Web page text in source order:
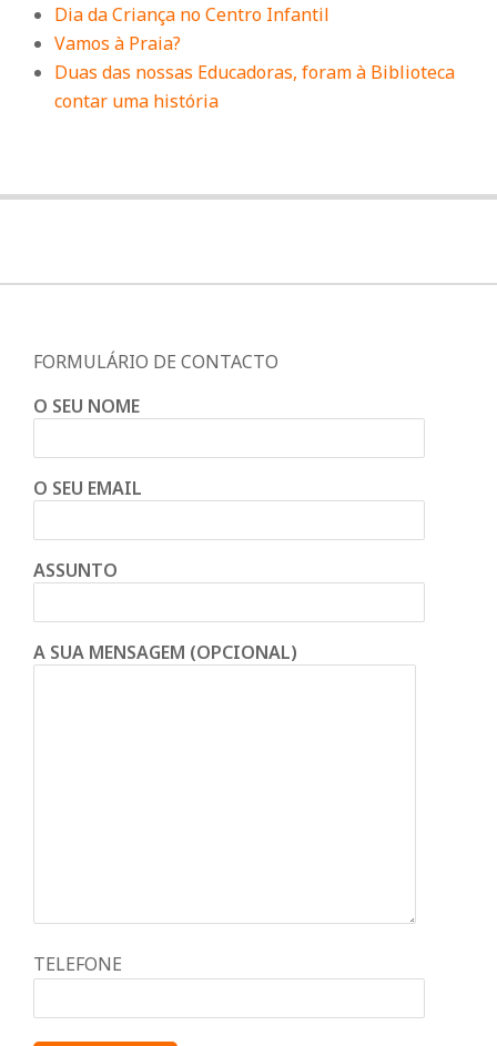
Dia da Criança no Centro Infantil
Vamos à Praia?
Duas das nossas Educadoras, foram à Biblioteca
contar uma história
FORMULÁRIO DE CONTACTO
O SEU NOME
O SEU EMAIL
ASSUNTO
A SUA MENSAGEM (OPCIONAL)
TELEFONE